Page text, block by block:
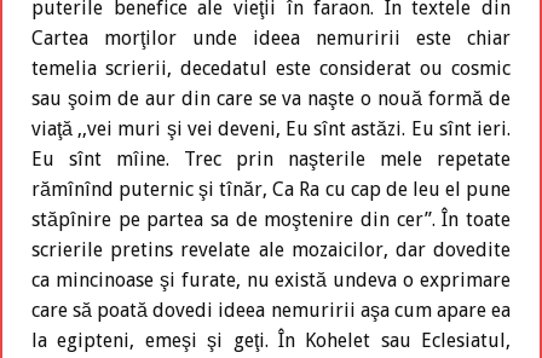
puterile benefice ale vieţii în faraon. În textele din
Cartea morţilor unde ideea nemuririi este chiar
temelia scrierii, decedatul este considerat ou cosmic
sau şoim de aur din care se va naşte o nouă formă de
viaţă ,,vei muri şi vei deveni, Eu sînt astăzi. Eu sînt ieri.
Eu sînt mîine. Trec prin naşterile mele repetate
rămînînd puternic şi tînăr, Ca Ra cu cap de leu el pune
stăpînire pe partea sa de moştenire din cer”. În toate
scrierile pretins revelate ale mozaicilor, dar dovedite
ca mincinoase şi furate, nu există undeva o exprimare
care să poată dovedi ideea nemuririi aşa cum apare ea
la egipteni, emeşi şi geţi. În Kohelet sau Eclesiatul,